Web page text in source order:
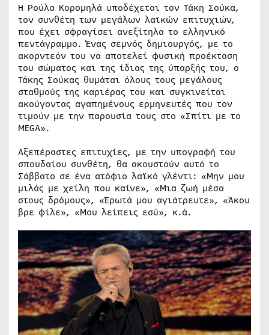
Η Ρούλα Κορομηλά υποδέχεται τον Τάκη Σούκα,
τον συνθέτη των μεγάλων λαϊκών επιτυχιών,
που έχει σφραγίσει ανεξίτηλα το ελληνικό
πεντάγραμμο. Ένας σεμνός δημιουργός, με το
ακορντεόν του να αποτελεί φυσική προέκταση
του σώματος και της ίδιας της ύπαρξής του, ο
Τάκης Σούκας θυμάται όλους τους μεγάλους
σταθμούς της καριέρας του και συγκινείται
ακούγοντας αγαπημένους ερμηνευτές που τον
τιμούν με την παρουσία τους στο «Σπίτι με το
MEGA».
Αξεπέραστες επιτυχίες, με την υπογραφή του
σπουδαίου συνθέτη, θα ακουστούν αυτό το
Σάββατο σε ένα ατόφιο λαϊκό γλέντι: «Μην μου
μιλάς με χείλη που καίνε», «Μια ζωή μέσα
στους δρόμους», «Έρωτά μου αγιάτρευτε», «Άκου
βρε φίλε», «Μου λείπεις εσύ», κ.ά.